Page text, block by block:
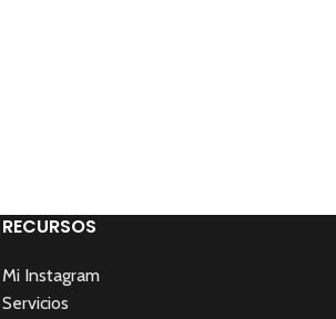
RECURSOS
Mi Instagram
Servicios